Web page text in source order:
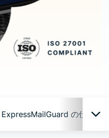
ExpressMailGuard の仕組み